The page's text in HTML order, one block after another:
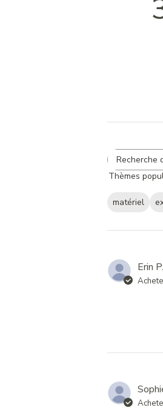
Thèmes
matériel
Erin P.